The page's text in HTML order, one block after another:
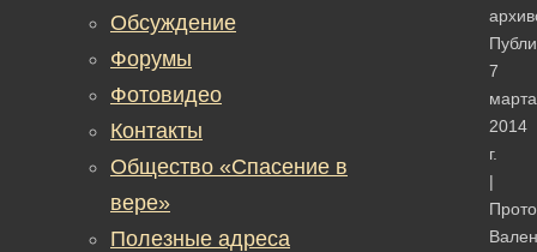
7
марта
2014
г.
|
Обсуждение
Форумы
Фотовидео
Контакты
Общество «Спасение в
вере»
Полезные адреса